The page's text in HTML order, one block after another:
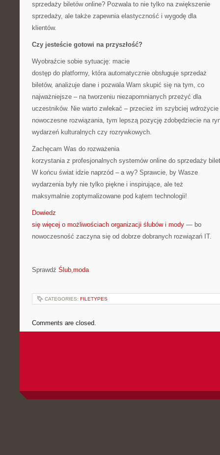
sprzedaży biletów online? Pozwala to nie tylko na zwiększenie
sprzedaży, ale także zapewnia elastyczność i wygodę dla
klientów.
Czy jesteście gotowi na przyszłość?
Wyobraźcie sobie sytuację: macie
dostęp do platformy, która automatycznie obsługuje sprzedaż
biletów, analizuje dane i pozwala Wam skupić się na tym, co
najważniejsze – na tworzeniu niezapomnianych przeżyć dla
uczestników. Nie warto zwlekać – przecież im szybciej wdrożycie
nowoczesne rozwiązania, tym lepszą pozycję zdobędziecie na
wydarzeń kulturalnych czy rozrywkowych.
Zachęcam Was do rozważenia
korzystania z profesjonalnych systemów online do sprzedaży
W końcu świat idzie naprzód – a wy? Sprawcie, by Wasze
wydarzenia były nie tylko piękne i inspirujące, ale też
maksymalnie zoptymalizowane pod kątem technologii!
Dowiedz
się więcej o możliwościach organizacji ślubów i mody — bo
nowoczesność zaczyna się od dobrze dobranych rozwiązań IT.
Sprawdź Ślub,moda
CATEGORIES: FILETYPES
Comments are closed.